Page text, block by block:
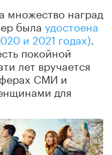
наград
была удостоена
и 2021 годах)
покойной
лет вручается
СМИ и
для